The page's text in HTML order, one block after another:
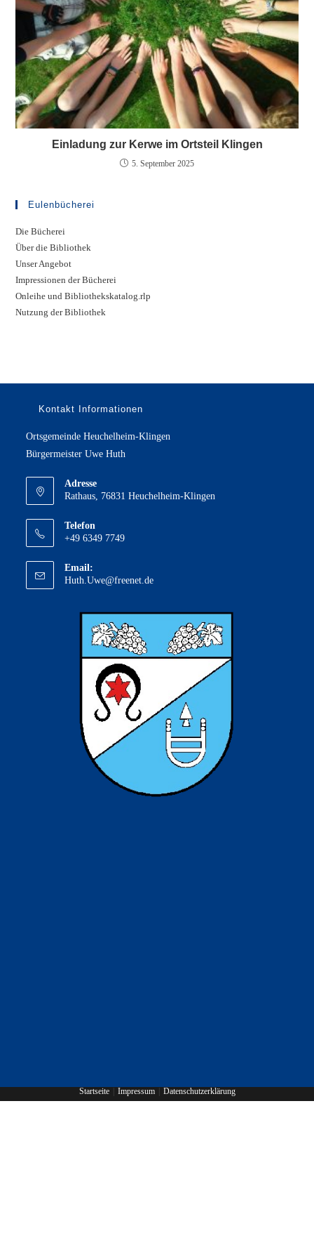
Einladung zur Kerwe im Ortsteil Klingen
5. September 2025
Eulenbücherei
Die Bücherei
Über die Bibliothek
Unser Angebot
Impressionen der Bücherei
Onleihe und Bibliothekskatalog.rlp
Nutzung der Bibliothek
Kontakt Informationen
Ortsgemeinde Heuchelheim-Klingen
Bürgermeister Uwe Huth
Adresse
Rathaus, 76831 Heuchelheim-Klingen
Telefon
+49 6349 7749
Email:
Huth.Uwe@freenet.deOpens
application
Startseite Impressum Datenschutzerklärung